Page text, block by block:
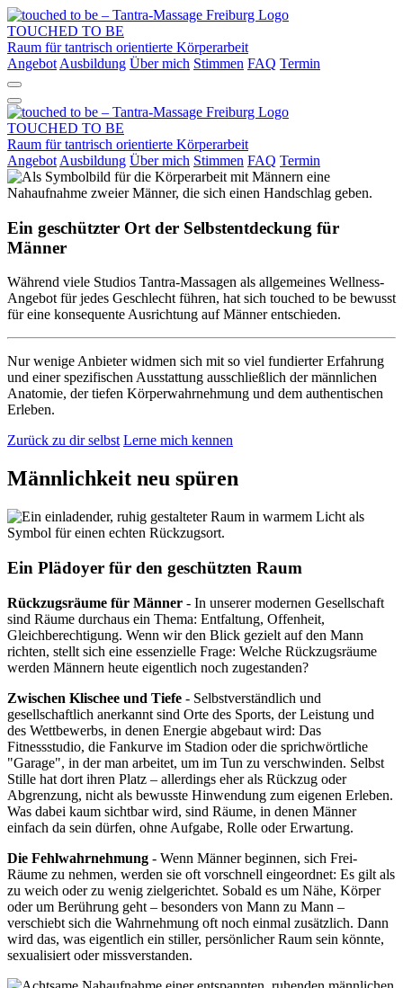
TOUCHED TO BE
Raum für tantrisch orientierte Körperarbeit
Angebot Ausbildung Über mich Stimmen FAQ Termin
TOUCHED TO BE
Raum für tantrisch orientierte Körperarbeit
Angebot Ausbildung Über mich Stimmen FAQ Termin
Ein geschützter Ort der Selbstentdeckung für
Männer
Während viele Studios Tantra-Massagen als allgemeines Wellness-
Angebot für jedes Geschlecht führen, hat sich touched to be bewusst
für eine konsequente Ausrichtung auf Männer entschieden.
Nur wenige Anbieter widmen sich mit so viel fundierter Erfahrung
und einer spezifischen Ausstattung ausschließlich der männlichen
Anatomie, der tiefen Körperwahrnehmung und dem authentischen
Erleben.
Zurück zu dir selbst Lerne mich kennen
Männlichkeit neu spüren
Ein Plädoyer für den geschützten Raum
Rückzugsräume für Männer - In unserer modernen Gesellschaft
sind Räume durchaus ein Thema: Entfaltung, Offenheit,
Gleichberechtigung. Wenn wir den Blick gezielt auf den Mann
richten, stellt sich eine essenzielle Frage: Welche Rückzugsräume
werden Männern heute eigentlich noch zugestanden?
Zwischen Klischee und Tiefe - Selbstverständlich und
gesellschaftlich anerkannt sind Orte des Sports, der Leistung und
des Wettbewerbs, in denen Energie abgebaut wird: Das
Fitnessstudio, die Fankurve im Stadion oder die sprichwörtliche
"Garage", in der man arbeitet, um im Tun zu verschwinden. Selbst
Stille hat dort ihren Platz – allerdings eher als Rückzug oder
Abgrenzung, nicht als bewusste Hinwendung zum eigenen Erleben.
Was dabei kaum sichtbar wird, sind Räume, in denen Männer
einfach da sein dürfen, ohne Aufgabe, Rolle oder Erwartung.
Die Fehlwahrnehmung - Wenn Männer beginnen, sich Frei-
Räume zu nehmen, werden sie oft vorschnell eingeordnet: Es gilt als
zu weich oder zu wenig zielgerichtet. Sobald es um Nähe, Körper
oder um Berührung geht – besonders von Mann zu Mann –
verschiebt sich die Wahrnehmung oft noch einmal zusätzlich. Dann
wird das, was eigentlich ein stiller, persönlicher Raum sein könnte,
sexualisiert oder missverstanden.